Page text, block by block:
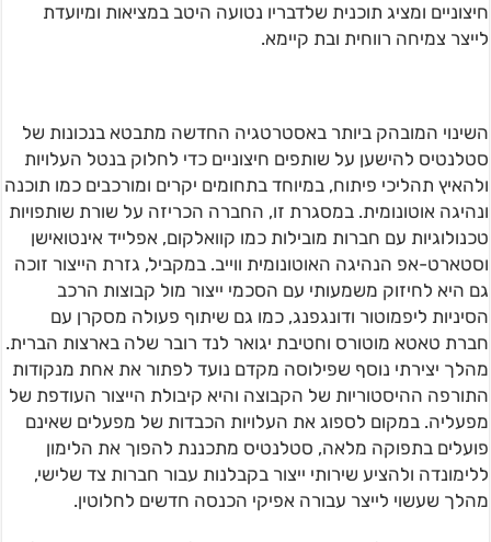
חיצוניים ומציג תוכנית שלדבריו נטועה היטב במציאות ומיועדת
לייצר צמיחה רווחית ובת קיימא.
השינוי המובהק ביותר באסטרטגיה החדשה מתבטא בנכונות של
סטלנטיס להישען על שותפים חיצוניים כדי לחלוק בנטל העלויות
ולהאיץ תהליכי פיתוח, במיוחד בתחומים יקרים ומורכבים כמו תוכנה
ונהיגה אוטונומית. במסגרת זו, החברה הכריזה על שורת שותפויות
טכנולוגיות עם חברות מובילות כמו קוואלקום, אפלייד אינטואישן
וסטארט-אפ הנהיגה האוטונומית ווייב. במקביל, גזרת הייצור זוכה
גם היא לחיזוק משמעותי עם הסכמי ייצור מול קבוצות הרכב
הסיניות ליפמוטור ודונגפנג, כמו גם שיתוף פעולה מסקרן עם
חברת טאטא מוטורס וחטיבת יגואר לנד רובר שלה בארצות הברית.
מהלך יצירתי נוסף שפילוסה מקדם נועד לפתור את אחת מנקודות
התורפה ההיסטוריות של הקבוצה והיא קיבולת הייצור העודפת של
מפעליה. במקום לספוג את העלויות הכבדות של מפעלים שאינם
פועלים בתפוקה מלאה, סטלנטיס מתכננת להפוך את הלימון
ללימונדה ולהציע שירותי ייצור בקבלנות עבור חברות צד שלישי,
מהלך שעשוי לייצר עבורה אפיקי הכנסה חדשים לחלוטין.